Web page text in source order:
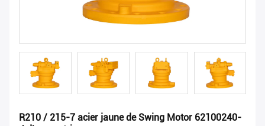
R210 / 215-7 acier jaune de Swing Motor 62100240-